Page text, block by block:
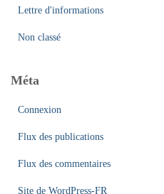
Lettre d'informations
Non classé
Méta
Connexion
Flux des publications
Flux des commentaires
Site de WordPress-FR